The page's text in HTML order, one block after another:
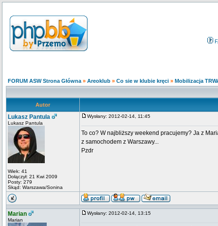
FORUM ASW Strona Główna » Areoklub » Co sie w klubie kręci » Mobilizacja
Autor
Lukasz Pantula
Lukasz Pantula
Wiek: 41
Dołączył: 21 Kwi 2009
Posty: 279
Skąd: Warszawa/Sonina
Wysłany: 2012-02-14, 11:45
To co? W najbliższy weekend pracujemy? Ja z
z samochodem z Warszawy...
Pzdr
Marian
Marian
Wysłany: 2012-02-14, 13:15